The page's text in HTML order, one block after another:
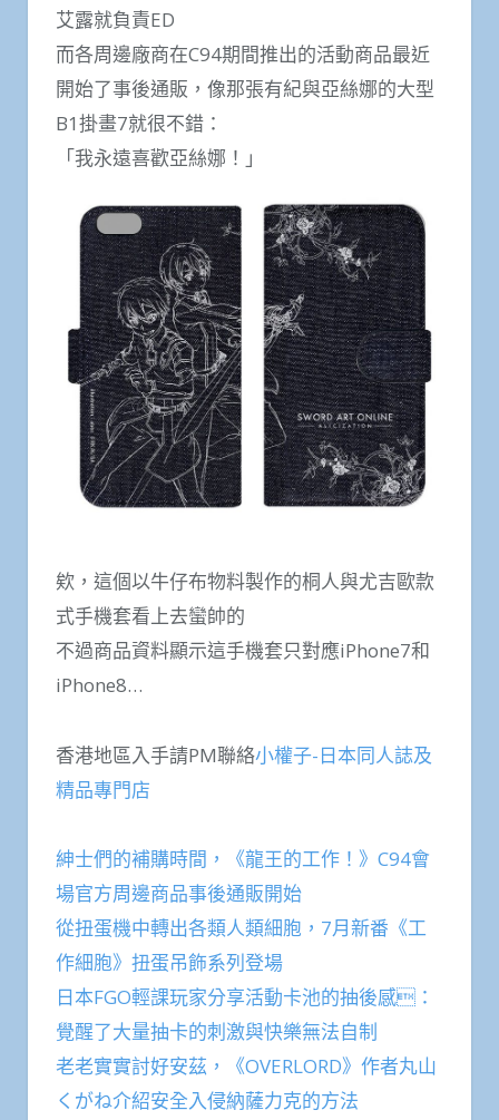
艾露就負責ED
而各周邊廠商在C94期間推出的活動商品最近
開始了事後通販，像那張有紀與亞絲娜的大型
B1掛畫7就很不錯：
「我永遠喜歡亞絲娜！」
欸，這個以牛仔布物料製作的桐人與尤吉歐款
式手機套看上去蠻帥的
不過商品資料顯示這手機套只對應iPhone7和
iPhone8…
香港地區入手請PM聯絡小權子-日本同人誌及
精品專門店
紳士們的補購時間，《龍王的工作！》C94會
場官方周邊商品事後通販開始
從扭蛋機中轉出各類人類細胞，7月新番《工
作細胞》扭蛋吊飾系列登場
日本FGO輕課玩家分享活動卡池的抽後感：
覺醒了大量抽卡的刺激與快樂無法自制
老老實實討好安茲，《OVERLORD》作者丸山
くがね介紹安全入侵納薩力克的方法